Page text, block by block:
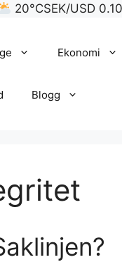
20°CSEK/USD
Ekonomi
Blogg